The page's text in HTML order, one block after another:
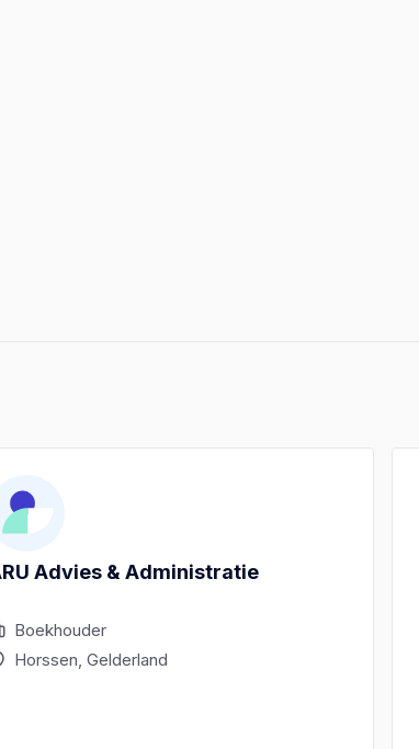
Advies & Administratie
Boekhouder
Horssen, Gelderland